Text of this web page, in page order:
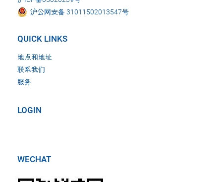
沪公网安备 31011502013547号
QUICK LINKS
地点和地址
联系我们
服务
LOGIN
WECHAT